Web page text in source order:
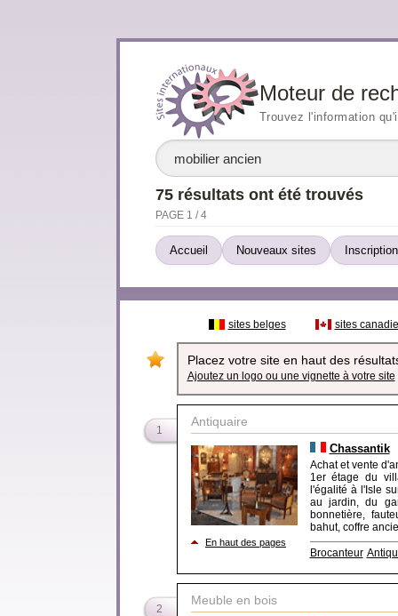
Moteur de
Trouvez l'information
75 résultats ont été trouvés
PAGE 1 / 4
Accueil Nouveaux sites
sites belges sites
Placez votre site en haut des
Ajoutez un logo ou une vignette à votre site
1
Antiquaire
En haut des pages
Chassantik
Achat et vente
1er étage du
l'égalité à l'Isle
au jardin, du
bonnetière,
bahut, coffre
Brocanteur
2
Meuble en bois